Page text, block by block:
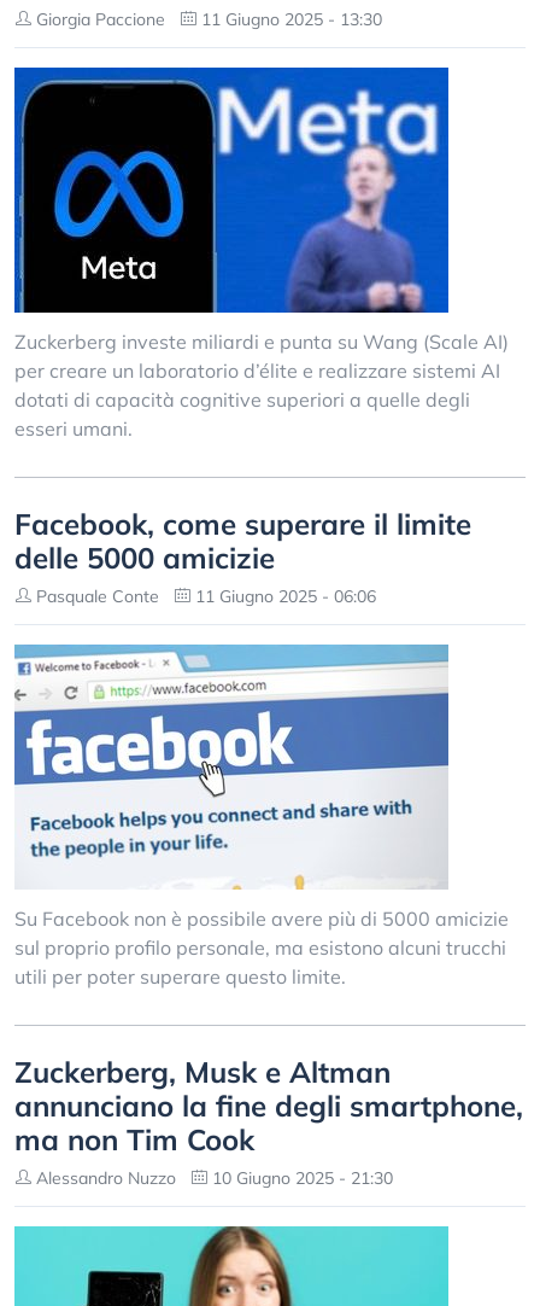
Giorgia Paccione 11 Giugno 2025 - 13:30
Zuckerberg investe miliardi e punta su Wang (Scale AI)
per creare un laboratorio d’élite e realizzare sistemi AI
dotati di capacità cognitive superiori a quelle degli
esseri umani.
Facebook, come superare il limite
delle 5000 amicizie
Pasquale Conte 11 Giugno 2025 - 06:06
Su Facebook non è possibile avere più di 5000 amicizie
sul proprio profilo personale, ma esistono alcuni trucchi
utili per poter superare questo limite.
Zuckerberg, Musk e Altman
annunciano la fine degli smartphone,
ma non Tim Cook
Alessandro Nuzzo 10 Giugno 2025 - 21:30